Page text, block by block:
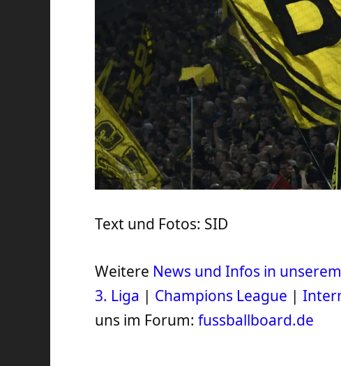
Text und Fotos: SID
Weitere News und Infos in
3. Liga | Champions League |
uns im Forum:fussballboard.de